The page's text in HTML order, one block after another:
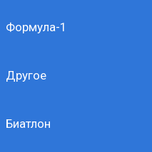
Формула-1
Другое
Биатлон